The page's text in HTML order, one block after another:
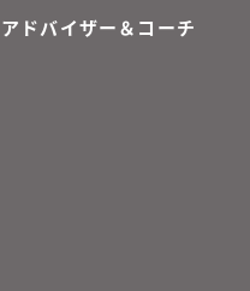
アドバイザー＆コーチ